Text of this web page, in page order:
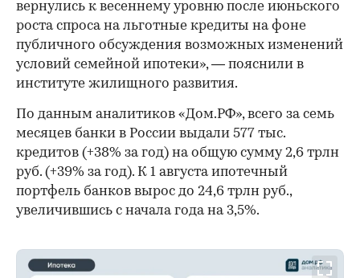
вернулись к весеннему уровню после июньского
роста спроса на льготные кредиты на фоне
публичного обсуждения возможных изменений
условий семейной ипотеки», — пояснили в
институте жилищного развития.
По данным аналитиков «Дом.РФ», всего за семь
месяцев банки в России выдали 577 тыс.
кредитов (+38% за год) на общую сумму 2,6 трлн
руб. (+39% за год). К 1 августа ипотечный
портфель банков вырос до 24,6 трлн руб.,
увеличившись с начала года на 3,5%.